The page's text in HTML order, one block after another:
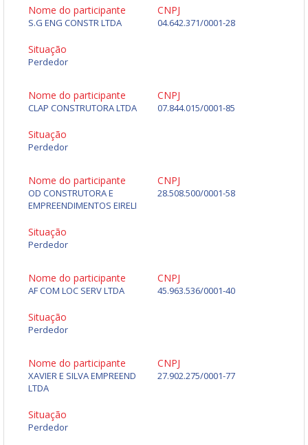
Nome do participante
S.G ENG CONSTR LTDA
CNPJ
04.642.371/0001-28
Situação
Perdedor
Nome do participante
CLAP CONSTRUTORA LTDA
CNPJ
07.844.015/0001-85
Situação
Perdedor
Nome do participante
OD CONSTRUTORA E
EMPREENDIMENTOS EIRELI
CNPJ
28.508.500/0001-58
Situação
Perdedor
Nome do participante
AF COM LOC SERV LTDA
CNPJ
45.963.536/0001-40
Situação
Perdedor
Nome do participante
XAVIER E SILVA EMPREEND
LTDA
CNPJ
27.902.275/0001-77
Situação
Perdedor